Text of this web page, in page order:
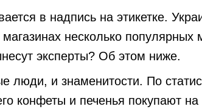
в надпись на этикетке.
несколько
эксперты? Об этом ниже.
люди, и знаменитости. По
конфеты и печенья покупают